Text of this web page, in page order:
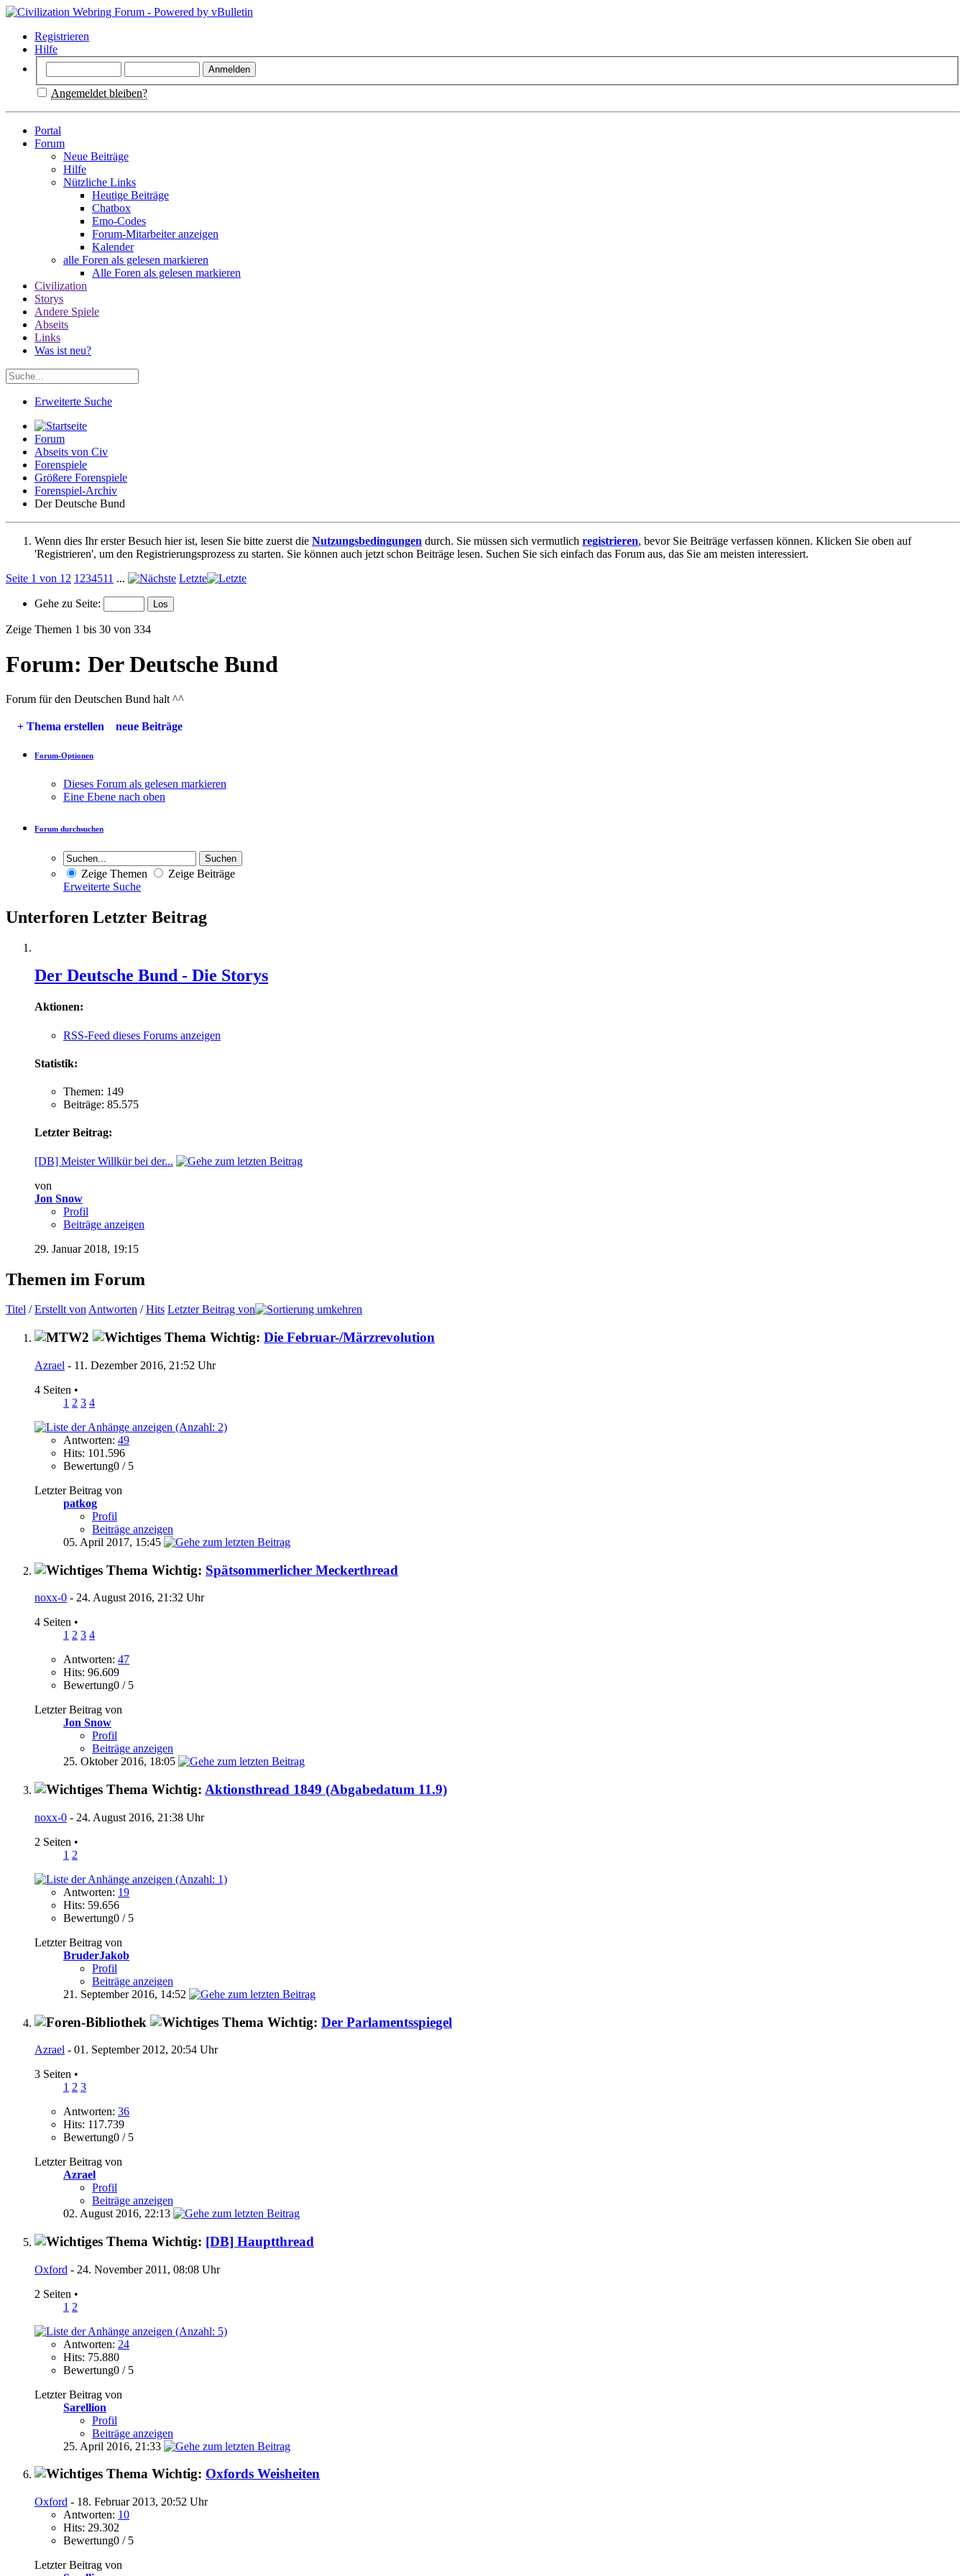
Registrieren
Hilfe
Angemeldet bleiben?
Portal
Forum
Neue Beiträge
Hilfe
Nützliche Links
Heutige Beiträge
Chatbox
Emo-Codes
Forum-Mitarbeiter anzeigen
Kalender
alle Foren als gelesen markieren
Alle Foren als gelesen markieren
Civilization
Storys
Andere Spiele
Abseits
Links
Was ist neu?
Erweiterte Suche
Forum
Abseits von Civ
Forenspiele
Größere Forenspiele
Forenspiel-Archiv
Der Deutsche Bund
Wenn dies Ihr erster Besuch hier ist, lesen Sie bitte zuerst die Nutzungsbedingungen durch. Sie müssen sich vermutlich registrieren, bevor Sie Beiträge verfassen können. Klicken Sie oben auf
'Registrieren', um den Registrierungsprozess zu starten. Sie können auch jetzt schon Beiträge lesen. Suchen Sie sich einfach das Forum aus, das Sie am meisten interessiert.
Seite 1 von 12 1 234511 ... Letzte
Gehe zu Seite:
Zeige Themen 1 bis 30 von 334
Forum: Der Deutsche Bund
Forum für den Deutschen Bund halt ^^
+ Thema erstellen neue Beiträge
Forum-Optionen
Dieses Forum als gelesen markieren
Eine Ebene nach oben
Forum durchsuchen
Zeige Themen
Zeige Beiträge
Erweiterte Suche
Unterforen Letzter Beitrag
Der Deutsche Bund - Die Storys
Aktionen:
RSS-Feed dieses Forums anzeigen
Statistik:
Themen: 149
Beiträge: 85.575
Letzter Beitrag:
[DB] Meister Willkür bei der...
von
Jon Snow
Profil
Beiträge anzeigen
29. Januar 2018, 19:15
Themen im Forum
Titel /Erstellt vonAntworten /Hits Letzter Beitrag von
Wichtig: Die Februar-/Märzrevolution
Azrael - 11. Dezember 2016, 21:52 Uhr
4 Seiten •
1 2 3 4
Antworten: 49
Hits: 101.596
Bewertung0 / 5
Letzter Beitrag von
patkog
Profil
Beiträge anzeigen
05. April 2017, 15:45
Wichtig: Spätsommerlicher Meckerthread
noxx-0 - 24. August 2016, 21:32 Uhr
4 Seiten •
1 2 3 4
Antworten: 47
Hits: 96.609
Bewertung0 / 5
Letzter Beitrag von
Jon Snow
Profil
Beiträge anzeigen
25. Oktober 2016, 18:05
Wichtig: Aktionsthread 1849 (Abgabedatum 11.9)
noxx-0 - 24. August 2016, 21:38 Uhr
2 Seiten •
1 2
Antworten: 19
Hits: 59.656
Bewertung0 / 5
Letzter Beitrag von
BruderJakob
Profil
Beiträge anzeigen
21. September 2016, 14:52
Wichtig: Der Parlamentsspiegel
Azrael - 01. September 2012, 20:54 Uhr
3 Seiten •
1 2 3
Antworten: 36
Hits: 117.739
Bewertung0 / 5
Letzter Beitrag von
Azrael
Profil
Beiträge anzeigen
02. August 2016, 22:13
Wichtig: [DB] Hauptthread
Oxford - 24. November 2011, 08:08 Uhr
2 Seiten •
1 2
Antworten: 24
Hits: 75.880
Bewertung0 / 5
Letzter Beitrag von
Sarellion
Profil
Beiträge anzeigen
25. April 2016, 21:33
Wichtig: Oxfords Weisheiten
Oxford - 18. Februar 2013, 20:52 Uhr
Antworten: 10
Hits: 29.302
Bewertung0 / 5
Letzter Beitrag von